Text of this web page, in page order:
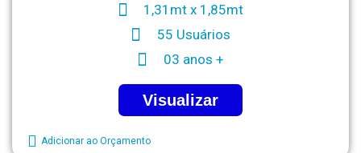
1,31mt x 1,85mt
55 Usuários
03 anos +
Visualizar
Adicionar ao Orçamento